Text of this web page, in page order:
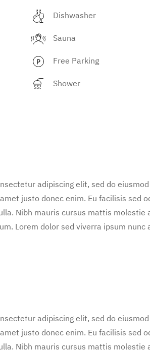
Dishwasher
Sauna
Free Parking
Shower
adipiscing elit, sed do
justo donec enim. Eu facilisis sed
Nibh mauris cursus mattis
Lorem dolor sed viverra ipsum
adipiscing elit, sed do
justo donec enim. Eu facilisis sed
Nibh mauris cursus mattis